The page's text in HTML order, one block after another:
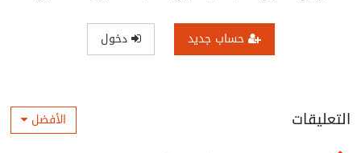
حساب جديد دخول
التعليقات الأفضل